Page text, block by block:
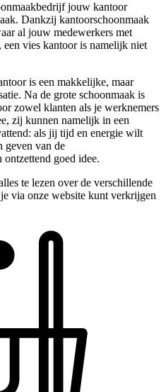
jouw kantoor
Dankzij kantoorschoonmaak
al jouw medewerkers met
vies kantoor is namelijk niet
is een makkelijke, maar
Na de grote schoonmaak is
zowel klanten als je werknemers
zij kunnen namelijk in een
als jij tijd en energie wilt
geven van de
ontzettend goed idee.
te lezen over de verschillende
via onze website kunt verkrijgen